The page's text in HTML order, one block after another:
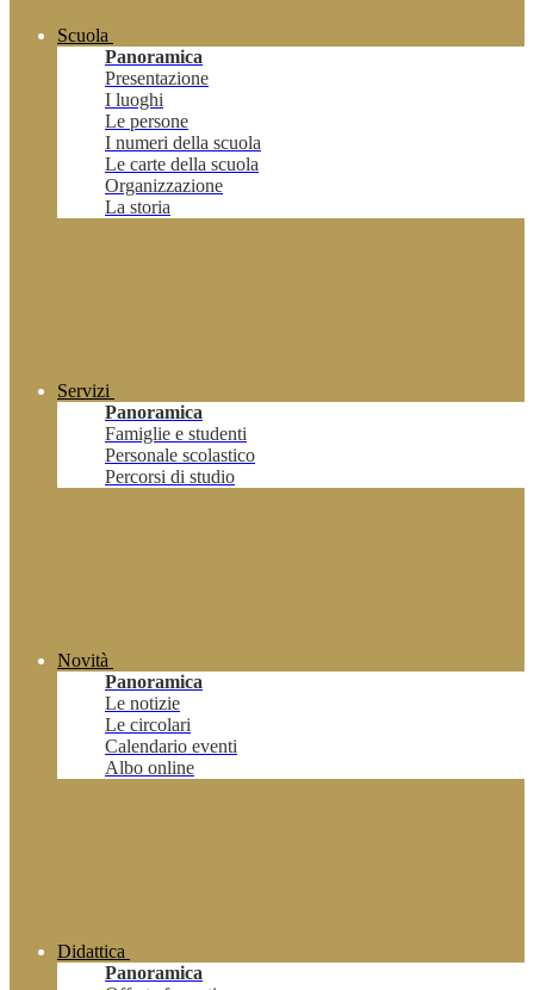
Scuola
Panoramica
Presentazione
I luoghi
Le persone
I numeri della scuola
Le carte della scuola
Organizzazione
La storia
Servizi
Panoramica
Famiglie e studenti
Personale scolastico
Percorsi di studio
Novità
Panoramica
Le notizie
Le circolari
Calendario eventi
Albo online
Didattica
Panoramica